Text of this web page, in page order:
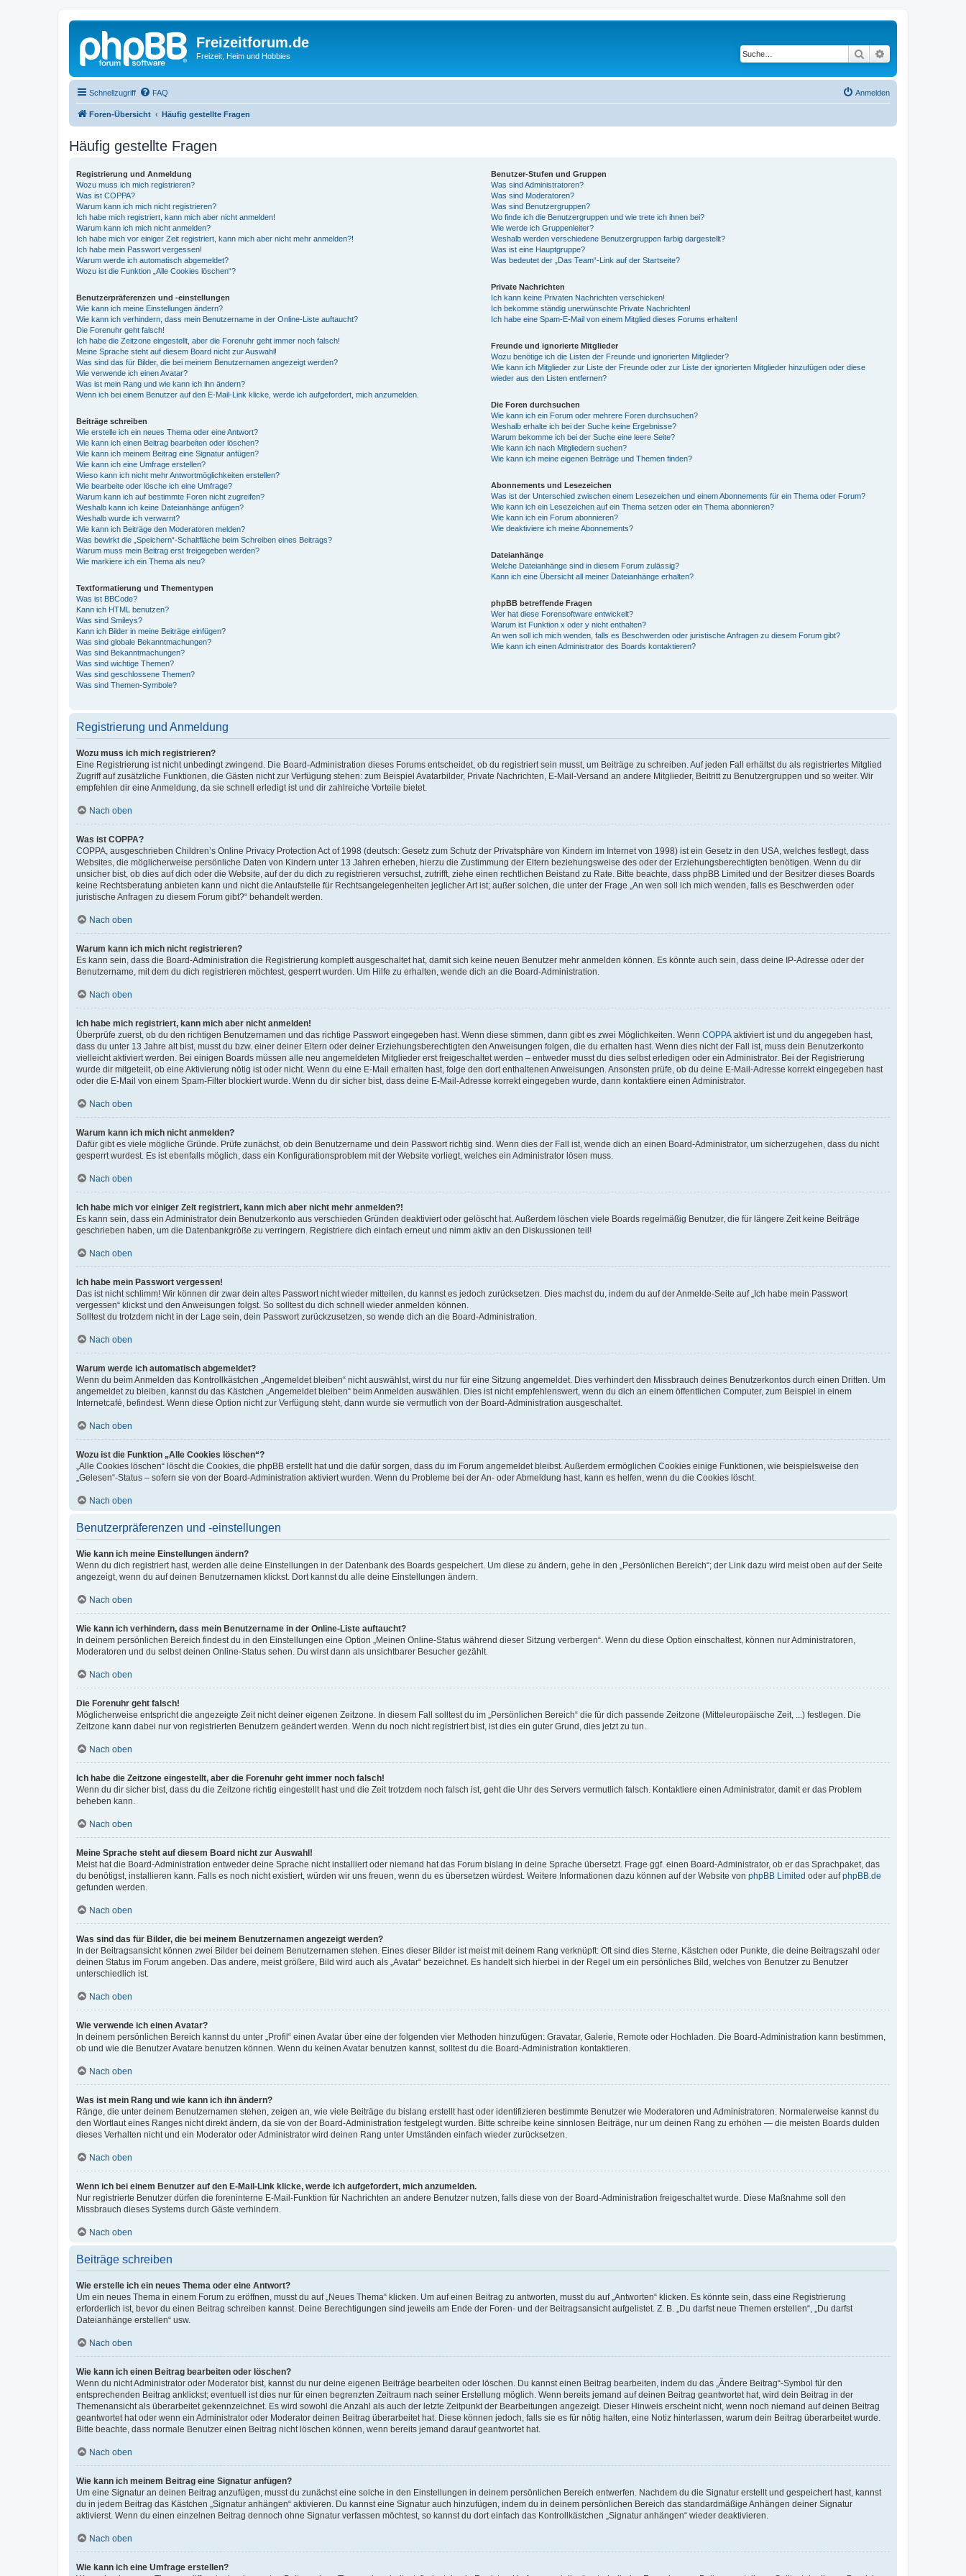
Freizeitforum.de
Freizeit, Heim und Hobbies Suche
Schnellzugriff FAQ Anmelden
Foren-Übersicht Häufig gestellte Fragen
Häufig gestellte Fragen
Registrierung und Anmeldung
Wozu muss ich mich registrieren?
Was ist COPPA?
Warum kann ich mich nicht registrieren?
Ich habe mich registriert, kann mich aber nicht anmelden!
Warum kann ich mich nicht anmelden?
Ich habe mich vor einiger Zeit registriert, kann mich aber nicht mehr anmelden?!
Ich habe mein Passwort vergessen!
Warum werde ich automatisch abgemeldet?
Wozu ist die Funktion „Alle Cookies löschen“?
Benutzerpräferenzen und -einstellungen
Wie kann ich meine Einstellungen ändern?
Wie kann ich verhindern, dass mein Benutzername in der Online-Liste auftaucht?
Die Forenuhr geht falsch!
Ich habe die Zeitzone eingestellt, aber die Forenuhr geht immer noch falsch!
Meine Sprache steht auf diesem Board nicht zur Auswahl!
Was sind das für Bilder, die bei meinem Benutzernamen angezeigt werden?
Wie verwende ich einen Avatar?
Was ist mein Rang und wie kann ich ihn ändern?
Wenn ich bei einem Benutzer auf den E-Mail-Link klicke, werde ich aufgefordert, mich anzumelden.
Beiträge schreiben
Wie erstelle ich ein neues Thema oder eine Antwort?
Wie kann ich einen Beitrag bearbeiten oder löschen?
Wie kann ich meinem Beitrag eine Signatur anfügen?
Wie kann ich eine Umfrage erstellen?
Wieso kann ich nicht mehr Antwortmöglichkeiten erstellen?
Wie bearbeite oder lösche ich eine Umfrage?
Warum kann ich auf bestimmte Foren nicht zugreifen?
Weshalb kann ich keine Dateianhänge anfügen?
Weshalb wurde ich verwarnt?
Wie kann ich Beiträge den Moderatoren melden?
Was bewirkt die „Speichern“-Schaltfläche beim Schreiben eines Beitrags?
Warum muss mein Beitrag erst freigegeben werden?
Wie markiere ich ein Thema als neu?
Textformatierung und Thementypen
Was ist BBCode?
Kann ich HTML benutzen?
Was sind Smileys?
Kann ich Bilder in meine Beiträge einfügen?
Was sind globale Bekanntmachungen?
Was sind Bekanntmachungen?
Was sind wichtige Themen?
Was sind geschlossene Themen?
Was sind Themen-Symbole?
Benutzer-Stufen und Gruppen
Was sind Administratoren?
Was sind Moderatoren?
Was sind Benutzergruppen?
Wo finde ich die Benutzergruppen und wie trete ich ihnen bei?
Wie werde ich Gruppenleiter?
Weshalb werden verschiedene Benutzergruppen farbig dargestellt?
Was ist eine Hauptgruppe?
Was bedeutet der „Das Team“-Link auf der Startseite?
Private Nachrichten
Ich kann keine Privaten Nachrichten verschicken!
Ich bekomme ständig unerwünschte Private Nachrichten!
Ich habe eine Spam-E-Mail von einem Mitglied dieses Forums erhalten!
Freunde und ignorierte Mitglieder
Wozu benötige ich die Listen der Freunde und ignorierten Mitglieder?
Wie kann ich Mitglieder zur Liste der Freunde oder zur Liste der ignorierten Mitglieder hinzufügen oder diese
wieder aus den Listen entfernen?
Die Foren durchsuchen
Wie kann ich ein Forum oder mehrere Foren durchsuchen?
Weshalb erhalte ich bei der Suche keine Ergebnisse?
Warum bekomme ich bei der Suche eine leere Seite?
Wie kann ich nach Mitgliedern suchen?
Wie kann ich meine eigenen Beiträge und Themen finden?
Abonnements und Lesezeichen
Was ist der Unterschied zwischen einem Lesezeichen und einem Abonnements für ein Thema oder Forum?
Wie kann ich ein Lesezeichen auf ein Thema setzen oder ein Thema abonnieren?
Wie kann ich ein Forum abonnieren?
Wie deaktiviere ich meine Abonnements?
Dateianhänge
Welche Dateianhänge sind in diesem Forum zulässig?
Kann ich eine Übersicht all meiner Dateianhänge erhalten?
phpBB betreffende Fragen
Wer hat diese Forensoftware entwickelt?
Warum ist Funktion x oder y nicht enthalten?
An wen soll ich mich wenden, falls es Beschwerden oder juristische Anfragen zu diesem Forum gibt?
Wie kann ich einen Administrator des Boards kontaktieren?
Registrierung und Anmeldung
Wozu muss ich mich registrieren?
Eine Registrierung ist nicht unbedingt zwingend. Die Board-Administration dieses Forums entscheidet, ob du registriert sein musst, um Beiträge zu schreiben. Auf jeden Fall erhältst du als registriertes Mitglied
Zugriff auf zusätzliche Funktionen, die Gästen nicht zur Verfügung stehen: zum Beispiel Avatarbilder, Private Nachrichten, E-Mail-Versand an andere Mitglieder, Beitritt zu Benutzergruppen und so weiter. Wir
empfehlen dir eine Anmeldung, da sie schnell erledigt ist und dir zahlreiche Vorteile bietet.
Nach oben
Was ist COPPA?
COPPA, ausgeschrieben Children’s Online Privacy Protection Act of 1998 (deutsch: Gesetz zum Schutz der Privatsphäre von Kindern im Internet von 1998) ist ein Gesetz in den USA, welches festlegt, dass
Websites, die möglicherweise persönliche Daten von Kindern unter 13 Jahren erheben, hierzu die Zustimmung der Eltern beziehungsweise des oder der Erziehungsberechtigten benötigen. Wenn du dir
unsicher bist, ob dies auf dich oder die Website, auf der du dich zu registrieren versuchst, zutrifft, ziehe einen rechtlichen Beistand zu Rate. Bitte beachte, dass phpBB Limited und der Besitzer dieses Boards
keine Rechtsberatung anbieten kann und nicht die Anlaufstelle für Rechtsangelegenheiten jeglicher Art ist; außer solchen, die unter der Frage „An wen soll ich mich wenden, falls es Beschwerden oder
juristische Anfragen zu diesem Forum gibt?“ behandelt werden.
Nach oben
Warum kann ich mich nicht registrieren?
Es kann sein, dass die Board-Administration die Registrierung komplett ausgeschaltet hat, damit sich keine neuen Benutzer mehr anmelden können. Es könnte auch sein, dass deine IP-Adresse oder der
Benutzername, mit dem du dich registrieren möchtest, gesperrt wurden. Um Hilfe zu erhalten, wende dich an die Board-Administration.
Nach oben
Ich habe mich registriert, kann mich aber nicht anmelden!
Überprüfe zuerst, ob du den richtigen Benutzernamen und das richtige Passwort eingegeben hast. Wenn diese stimmen, dann gibt es zwei Möglichkeiten. Wenn COPPA aktiviert ist und du angegeben hast,
dass du unter 13 Jahre alt bist, musst du bzw. einer deiner Eltern oder deiner Erziehungsberechtigten den Anweisungen folgen, die du erhalten hast. Wenn dies nicht der Fall ist, muss dein Benutzerkonto
vielleicht aktiviert werden. Bei einigen Boards müssen alle neu angemeldeten Mitglieder erst freigeschaltet werden – entweder musst du dies selbst erledigen oder ein Administrator. Bei der Registrierung
wurde dir mitgeteilt, ob eine Aktivierung nötig ist oder nicht. Wenn du eine E-Mail erhalten hast, folge den dort enthaltenen Anweisungen. Ansonsten prüfe, ob du deine E-Mail-Adresse korrekt eingegeben hast
oder die E-Mail von einem Spam-Filter blockiert wurde. Wenn du dir sicher bist, dass deine E-Mail-Adresse korrekt eingegeben wurde, dann kontaktiere einen Administrator.
Nach oben
Warum kann ich mich nicht anmelden?
Dafür gibt es viele mögliche Gründe. Prüfe zunächst, ob dein Benutzername und dein Passwort richtig sind. Wenn dies der Fall ist, wende dich an einen Board-Administrator, um sicherzugehen, dass du nicht
gesperrt wurdest. Es ist ebenfalls möglich, dass ein Konfigurationsproblem mit der Website vorliegt, welches ein Administrator lösen muss.
Nach oben
Ich habe mich vor einiger Zeit registriert, kann mich aber nicht mehr anmelden?!
Es kann sein, dass ein Administrator dein Benutzerkonto aus verschieden Gründen deaktiviert oder gelöscht hat. Außerdem löschen viele Boards regelmäßig Benutzer, die für längere Zeit keine Beiträge
geschrieben haben, um die Datenbankgröße zu verringern. Registriere dich einfach erneut und nimm aktiv an den Diskussionen teil!
Nach oben
Ich habe mein Passwort vergessen!
Das ist nicht schlimm! Wir können dir zwar dein altes Passwort nicht wieder mitteilen, du kannst es jedoch zurücksetzen. Dies machst du, indem du auf der Anmelde-Seite auf „Ich habe mein Passwort
vergessen“ klickst und den Anweisungen folgst. So solltest du dich schnell wieder anmelden können.
Solltest du trotzdem nicht in der Lage sein, dein Passwort zurückzusetzen, so wende dich an die Board-Administration.
Nach oben
Warum werde ich automatisch abgemeldet?
Wenn du beim Anmelden das Kontrollkästchen „Angemeldet bleiben“ nicht auswählst, wirst du nur für eine Sitzung angemeldet. Dies verhindert den Missbrauch deines Benutzerkontos durch einen Dritten. Um
angemeldet zu bleiben, kannst du das Kästchen „Angemeldet bleiben“ beim Anmelden auswählen. Dies ist nicht empfehlenswert, wenn du dich an einem öffentlichen Computer, zum Beispiel in einem
Internetcafé, befindest. Wenn diese Option nicht zur Verfügung steht, dann wurde sie vermutlich von der Board-Administration ausgeschaltet.
Nach oben
Wozu ist die Funktion „Alle Cookies löschen“?
„Alle Cookies löschen“ löscht die Cookies, die phpBB erstellt hat und die dafür sorgen, dass du im Forum angemeldet bleibst. Außerdem ermöglichen Cookies einige Funktionen, wie beispielsweise den
„Gelesen“-Status – sofern sie von der Board-Administration aktiviert wurden. Wenn du Probleme bei der An- oder Abmeldung hast, kann es helfen, wenn du die Cookies löscht.
Nach oben
Benutzerpräferenzen und -einstellungen
Wie kann ich meine Einstellungen ändern?
Wenn du dich registriert hast, werden alle deine Einstellungen in der Datenbank des Boards gespeichert. Um diese zu ändern, gehe in den „Persönlichen Bereich“; der Link dazu wird meist oben auf der Seite
angezeigt, wenn du auf deinen Benutzernamen klickst. Dort kannst du alle deine Einstellungen ändern.
Nach oben
Wie kann ich verhindern, dass mein Benutzername in der Online-Liste auftaucht?
In deinem persönlichen Bereich findest du in den Einstellungen eine Option „Meinen Online-Status während dieser Sitzung verbergen“. Wenn du diese Option einschaltest, können nur Administratoren,
Moderatoren und du selbst deinen Online-Status sehen. Du wirst dann als unsichtbarer Besucher gezählt.
Nach oben
Die Forenuhr geht falsch!
Möglicherweise entspricht die angezeigte Zeit nicht deiner eigenen Zeitzone. In diesem Fall solltest du im „Persönlichen Bereich“ die für dich passende Zeitzone (Mitteleuropäische Zeit, ...) festlegen. Die
Zeitzone kann dabei nur von registrierten Benutzern geändert werden. Wenn du noch nicht registriert bist, ist dies ein guter Grund, dies jetzt zu tun.
Nach oben
Ich habe die Zeitzone eingestellt, aber die Forenuhr geht immer noch falsch!
Wenn du dir sicher bist, dass du die Zeitzone richtig eingestellt hast und die Zeit trotzdem noch falsch ist, geht die Uhr des Servers vermutlich falsch. Kontaktiere einen Administrator, damit er das Problem
beheben kann.
Nach oben
Meine Sprache steht auf diesem Board nicht zur Auswahl!
Meist hat die Board-Administration entweder deine Sprache nicht installiert oder niemand hat das Forum bislang in deine Sprache übersetzt. Frage ggf. einen Board-Administrator, ob er das Sprachpaket, das
du benötigst, installieren kann. Falls es noch nicht existiert, würden wir uns freuen, wenn du es übersetzen würdest. Weitere Informationen dazu können auf der Website von phpBB Limited oder aufphpBB.de
gefunden werden.
Nach oben
Was sind das für Bilder, die bei meinem Benutzernamen angezeigt werden?
In der Beitragsansicht können zwei Bilder bei deinem Benutzernamen stehen. Eines dieser Bilder ist meist mit deinem Rang verknüpft: Oft sind dies Sterne, Kästchen oder Punkte, die deine Beitragszahl oder
deinen Status im Forum angeben. Das andere, meist größere, Bild wird auch als „Avatar“ bezeichnet. Es handelt sich hierbei in der Regel um ein persönliches Bild, welches von Benutzer zu Benutzer
unterschiedlich ist.
Nach oben
Wie verwende ich einen Avatar?
In deinem persönlichen Bereich kannst du unter „Profil“ einen Avatar über eine der folgenden vier Methoden hinzufügen: Gravatar, Galerie, Remote oder Hochladen. Die Board-Administration kann bestimmen,
ob und wie die Benutzer Avatare benutzen können. Wenn du keinen Avatar benutzen kannst, solltest du die Board-Administration kontaktieren.
Nach oben
Was ist mein Rang und wie kann ich ihn ändern?
Ränge, die unter deinem Benutzernamen stehen, zeigen an, wie viele Beiträge du bislang erstellt hast oder identifizieren bestimmte Benutzer wie Moderatoren und Administratoren. Normalerweise kannst du
den Wortlaut eines Ranges nicht direkt ändern, da sie von der Board-Administration festgelegt wurden. Bitte schreibe keine sinnlosen Beiträge, nur um deinen Rang zu erhöhen — die meisten Boards dulden
dieses Verhalten nicht und ein Moderator oder Administrator wird deinen Rang unter Umständen einfach wieder zurücksetzen.
Nach oben
Wenn ich bei einem Benutzer auf den E-Mail-Link klicke, werde ich aufgefordert, mich anzumelden.
Nur registrierte Benutzer dürfen die foreninterne E-Mail-Funktion für Nachrichten an andere Benutzer nutzen, falls diese von der Board-Administration freigeschaltet wurde. Diese Maßnahme soll den
Missbrauch dieses Systems durch Gäste verhindern.
Nach oben
Beiträge schreiben
Wie erstelle ich ein neues Thema oder eine Antwort?
Um ein neues Thema in einem Forum zu eröffnen, musst du auf „Neues Thema“ klicken. Um auf einen Beitrag zu antworten, musst du auf „Antworten“ klicken. Es könnte sein, dass eine Registrierung
erforderlich ist, bevor du einen Beitrag schreiben kannst. Deine Berechtigungen sind jeweils am Ende der Foren- und der Beitragsansicht aufgelistet. Z. B. „Du darfst neue Themen erstellen“, „Du darfst
Dateianhänge erstellen“ usw.
Nach oben
Wie kann ich einen Beitrag bearbeiten oder löschen?
Wenn du nicht Administrator oder Moderator bist, kannst du nur deine eigenen Beiträge bearbeiten oder löschen. Du kannst einen Beitrag bearbeiten, indem du das „Ändere Beitrag“-Symbol für den
entsprechenden Beitrag anklickst; eventuell ist dies nur für einen begrenzten Zeitraum nach seiner Erstellung möglich. Wenn bereits jemand auf deinen Beitrag geantwortet hat, wird dein Beitrag in der
Themenansicht als überarbeitet gekennzeichnet. Es wird sowohl die Anzahl als auch der letzte Zeitpunkt der Bearbeitungen angezeigt. Dieser Hinweis erscheint nicht, wenn noch niemand auf deinen Beitrag
geantwortet hat oder wenn ein Administrator oder Moderator deinen Beitrag überarbeitet hat. Diese können jedoch, falls sie es für nötig halten, eine Notiz hinterlassen, warum dein Beitrag überarbeitet wurde.
Bitte beachte, dass normale Benutzer einen Beitrag nicht löschen können, wenn bereits jemand darauf geantwortet hat.
Nach oben
Wie kann ich meinem Beitrag eine Signatur anfügen?
Um eine Signatur an deinen Beitrag anzufügen, musst du zunächst eine solche in den Einstellungen in deinem persönlichen Bereich entwerfen. Nachdem du die Signatur erstellt und gespeichert hast, kannst
du in jedem Beitrag das Kästchen „Signatur anhängen“ aktivieren. Du kannst eine Signatur auch hinzufügen, indem du in deinem persönlichen Bereich das standardmäßige Anhängen deiner Signatur
aktivierst. Wenn du einen einzelnen Beitrag dennoch ohne Signatur verfassen möchtest, so kannst du dort einfach das Kontrollkästchen „Signatur anhängen“ wieder deaktivieren.
Nach oben
Wie kann ich eine Umfrage erstellen?